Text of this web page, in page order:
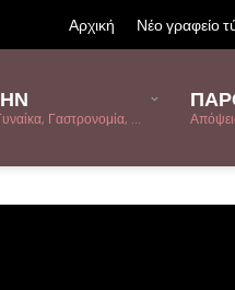
Αρχική Νέο γραφείο
Γαστρονομία, ...